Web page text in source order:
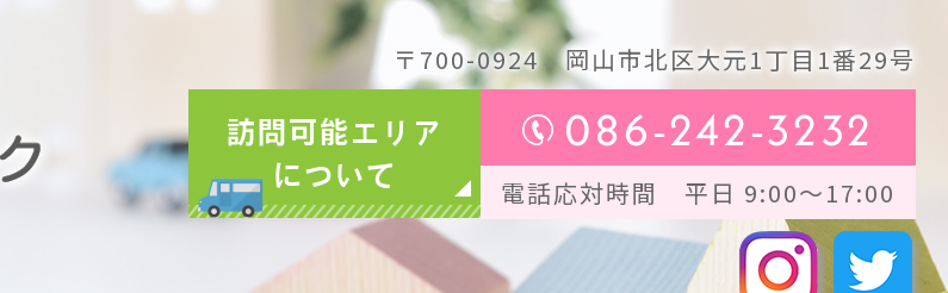
〒700-0924岡山市北区大元1丁目1番29号
086-242-3232
電話応対時間 平日 9:00～17:00
訪問可能エリア
について